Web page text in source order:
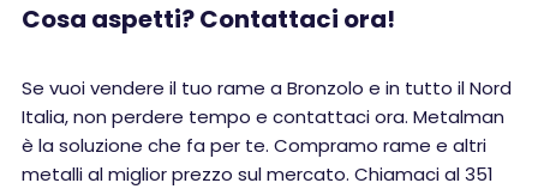
Cosa aspetti? Contattaci ora!
Se vuoi vendere il tuo rame a Bronzolo e in tutto il Nord
Italia, non perdere tempo e contattaci ora. Metalman
è la soluzione che fa per te. Compramo rame e altri
metalli al miglior prezzo sul mercato. Chiamaci al 351